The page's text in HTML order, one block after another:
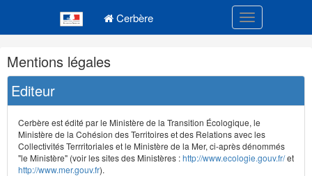
Cerbère Toggle
Navigation
et
outils
annexes
Mentions légales
Editeur
Cerbère est édité par le Ministère de la Transition Écologique, le
Ministère de la Cohésion des Territoires et des Relations avec les
Collectivités Terrritoriales et le Ministère de la Mer, ci-après dénommés
"le Ministère" (voir les sites des Ministères :http://www.ecologie.gouv.fr/et
http://www.mer.gouv.fr).